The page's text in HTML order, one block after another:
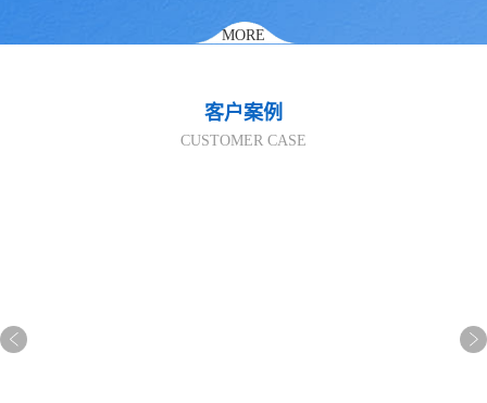
MORE
客户案例
CUSTOMER CASE